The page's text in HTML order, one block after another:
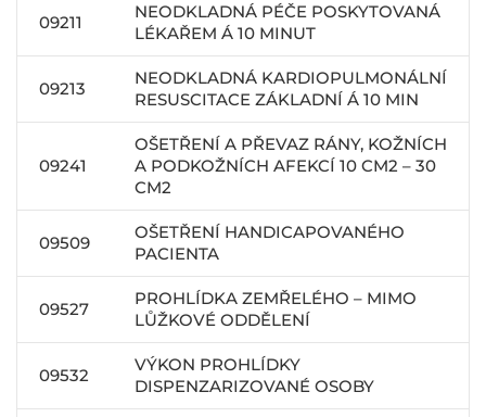
09211
NEODKLADNÁ PÉČE POSKYTOVANÁ
LÉKAŘEM Á 10 MINUT
09213
NEODKLADNÁ KARDIOPULMONÁLNÍ
RESUSCITACE ZÁKLADNÍ Á 10 MIN
09241
OŠETŘENÍ A PŘEVAZ RÁNY, KOŽNÍCH
A PODKOŽNÍCH AFEKCÍ 10 CM2 – 30
CM2
09509
OŠETŘENÍ HANDICAPOVANÉHO
PACIENTA
09527
PROHLÍDKA ZEMŘELÉHO – MIMO
LŮŽKOVÉ ODDĚLENÍ
09532
VÝKON PROHLÍDKY
DISPENZARIZOVANÉ OSOBY